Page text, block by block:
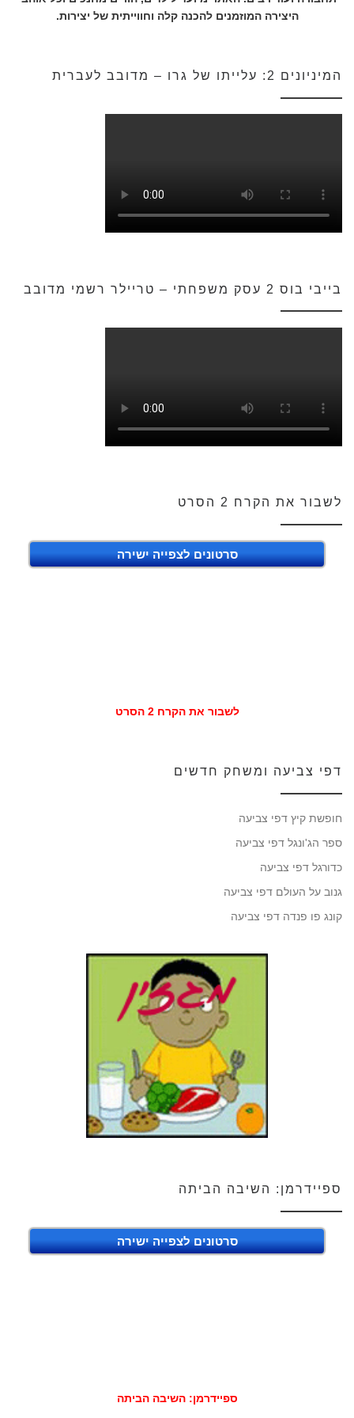
היצירה המוזמנים להכנה קלה וחווייתית של יצירות.
המיניונים 2: עלייתו של גרו – מדובב לעברית
בייבי בוס 2 עסק משפחתי – טריילר רשמי מדובב
לשבור את הקרח 2 הסרט
סרטונים לצפייה ישירה
לשבור את הקרח 2 הסרט
דפי צביעה ומשחק חדשים
חופשת קיץ דפי צביעה
ספר הג'ונגל דפי צביעה
כדורגל דפי צביעה
גנוב על העולם דפי צביעה
קונג פו פנדה דפי צביעה
ספיידרמן: השיבה הביתה
סרטונים לצפייה ישירה
ספיידרמן: השיבה הביתה